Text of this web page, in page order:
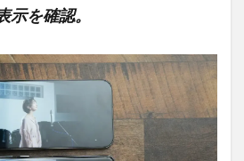
示を確認。